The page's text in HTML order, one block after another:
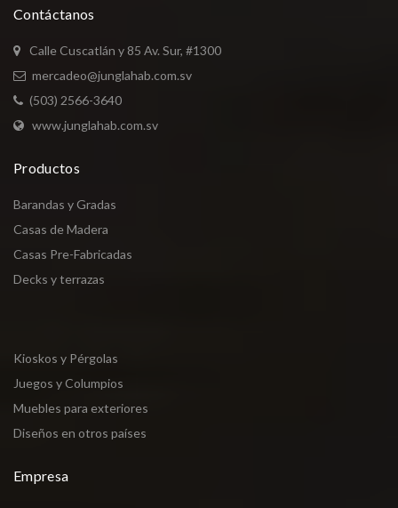
Contáctanos
Calle Cuscatlán y 85 Av. Sur, #1300
mercadeo@junglahab.com.sv
(503) 2566-3640
www.junglahab.com.sv
Productos
Barandas y Gradas
Casas de Madera
Casas Pre-Fabricadas
Decks y terrazas
Kioskos y Pérgolas
Juegos y Columpios
Muebles para exteriores
Diseños en otros países
Empresa